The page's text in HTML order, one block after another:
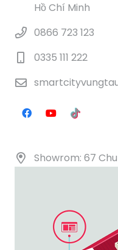
Hồ Chí Minh
0866 723 123
0335 111 222
Showrom: 67